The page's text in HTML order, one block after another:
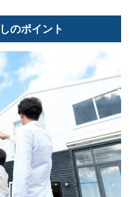
のポイント